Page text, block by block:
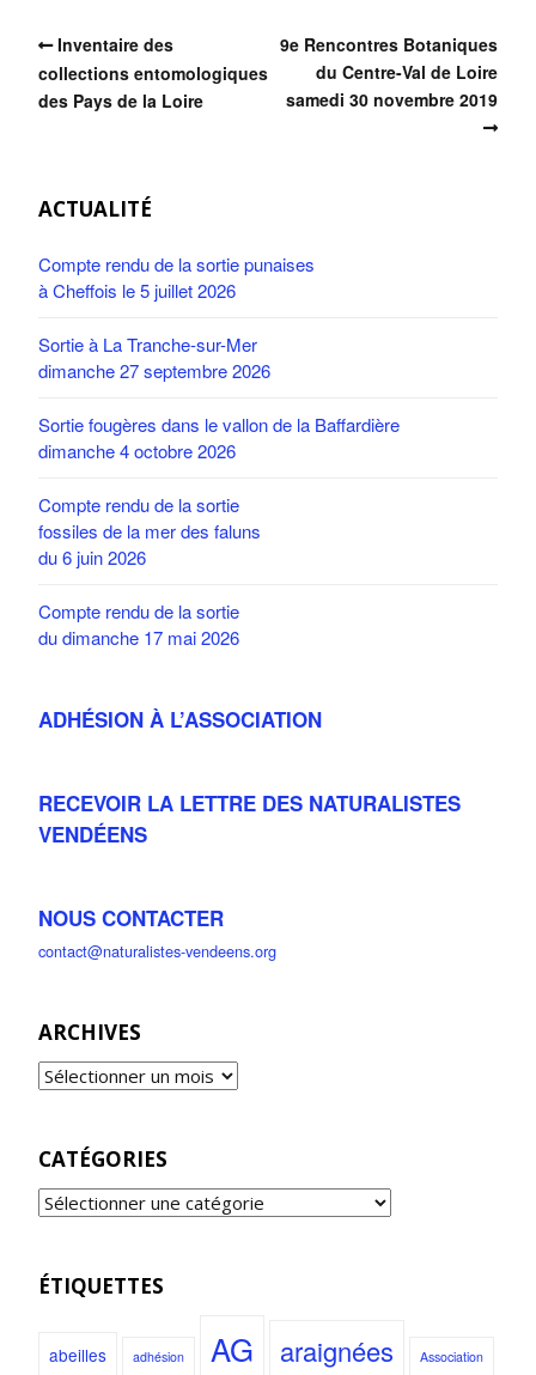
Inventaire des
collections entomologiques
des Pays de la Loire
9e Rencontres Botaniques
du Centre-Val de Loire
samedi 30 novembre 2019
ACTUALITÉ
Compte rendu de la sortie punaises
à Cheffois le 5 juillet 2026
Sortie à La Tranche-sur-Mer
dimanche 27 septembre 2026
Sortie fougères dans le vallon de la Baffardière
dimanche 4 octobre 2026
Compte rendu de la sortie
fossiles de la mer des faluns
du 6 juin 2026
Compte rendu de la sortie
du dimanche 17 mai 2026
ADHÉSION À L’ASSOCIATION
RECEVOIR LA LETTRE DES NATURALISTES
VENDÉENS
NOUS CONTACTER
contact@naturalistes-vendeens.org
ARCHIVES
CATÉGORIES
ÉTIQUETTES
abeilles adhésion AG araignées Association